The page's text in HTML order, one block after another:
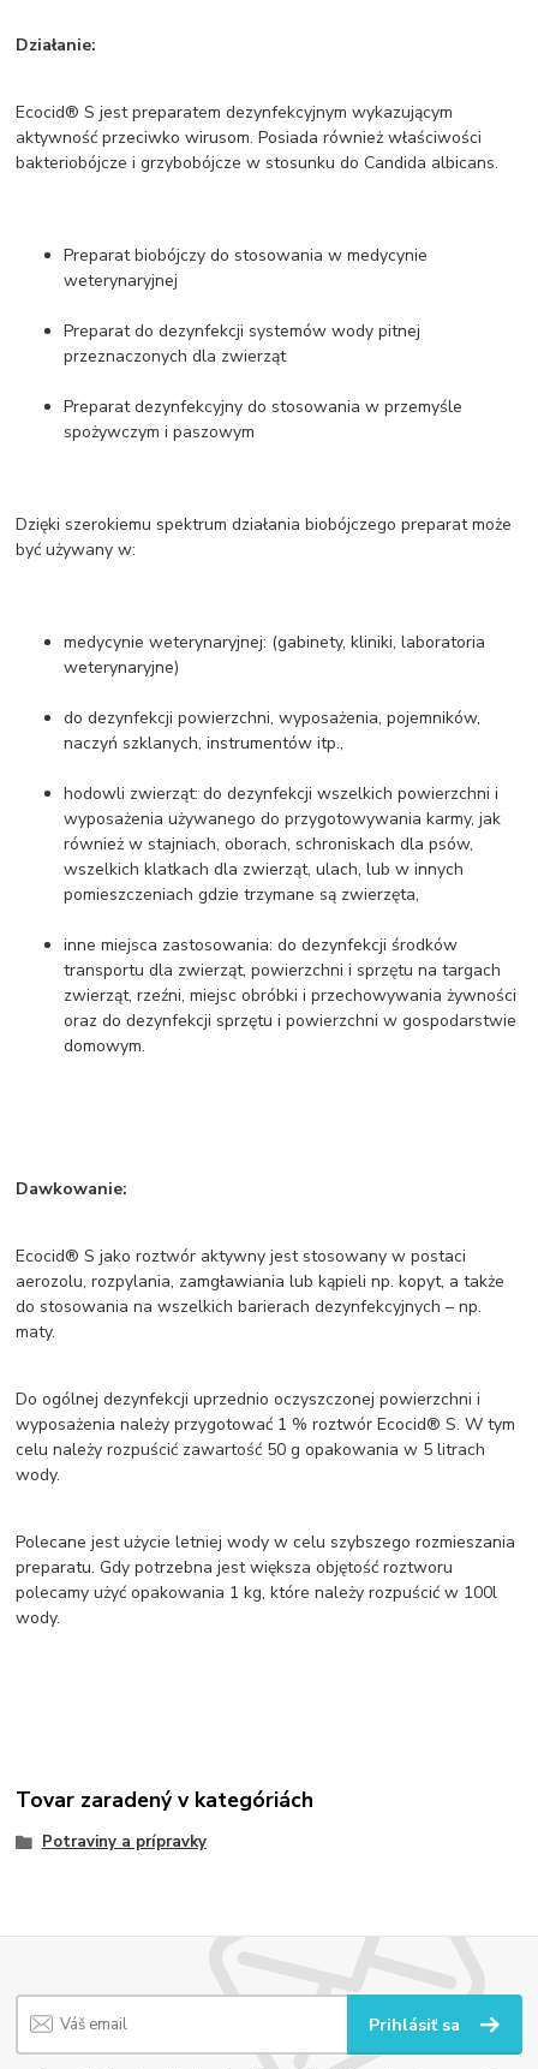
Działanie:
Ecocid® S jest preparatem dezynfekcyjnym wykazującym
aktywność przeciwko wirusom. Posiada również właściwości
bakteriobójcze i grzybobójcze w stosunku do Candida albicans.
Preparat biobójczy do stosowania w medycynie
weterynaryjnej
Preparat do dezynfekcji systemów wody pitnej
przeznaczonych dla zwierząt
Preparat dezynfekcyjny do stosowania w przemyśle
spożywczym i paszowym
Dzięki szerokiemu spektrum działania biobójczego preparat może
być używany w:
medycynie weterynaryjnej: (gabinety, kliniki, laboratoria
weterynaryjne)
do dezynfekcji powierzchni, wyposażenia, pojemników,
naczyń szklanych, instrumentów itp.,
hodowli zwierząt: do dezynfekcji wszelkich powierzchni i
wyposażenia używanego do przygotowywania karmy, jak
również w stajniach, oborach, schroniskach dla psów,
wszelkich klatkach dla zwierząt, ulach, lub w innych
pomieszczeniach gdzie trzymane są zwierzęta,
inne miejsca zastosowania: do dezynfekcji środków
transportu dla zwierząt, powierzchni i sprzętu na targach
zwierząt, rzeźni, miejsc obróbki i przechowywania żywności
oraz do dezynfekcji sprzętu i powierzchni w gospodarstwie
domowym.
Dawkowanie:
Ecocid® S jako roztwór aktywny jest stosowany w postaci
aerozolu, rozpylania, zamgławiania lub kąpieli np. kopyt, a także
do stosowania na wszelkich barierach dezynfekcyjnych – np.
maty.
Do ogólnej dezynfekcji uprzednio oczyszczonej powierzchni i
wyposażenia należy przygotować 1 % roztwór Ecocid® S. W tym
celu należy rozpuścić zawartość 50 g opakowania w 5 litrach
wody.
Polecane jest użycie letniej wody w celu szybszego rozmieszania
preparatu. Gdy potrzebna jest większa objętość roztworu
polecamy użyć opakowania 1 kg, które należy rozpuścić w 100l
wody.
Tovar zaradený v kategóriách
Potraviny a prípravky
Prihlásiť sa